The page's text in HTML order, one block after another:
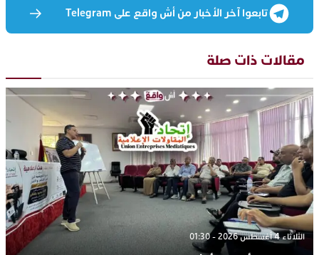
تابعوا آخر الأخبار من أش واقع على Telegram
مقالات ذات صلة
الثلاثاء 4 أغسطس 2026 - 01:30